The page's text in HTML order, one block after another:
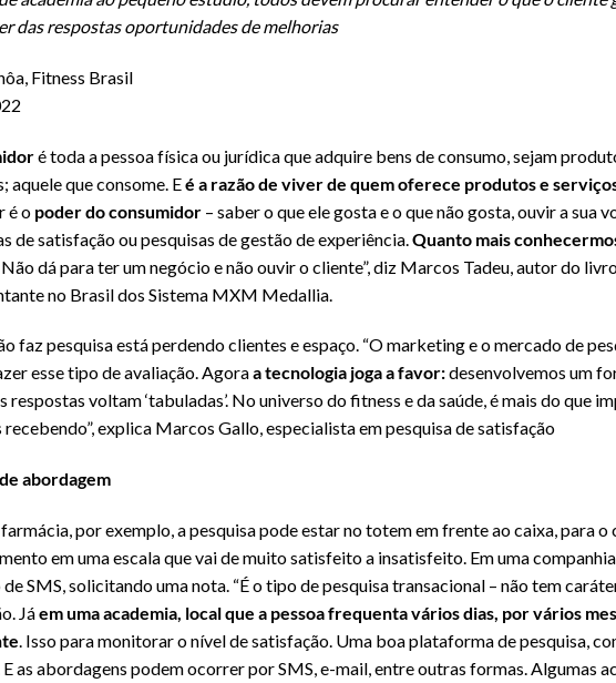
das respostas oportunidades de melhorias
Fitness Brasil
é toda a pessoa física ou jurídica que adquire bens de consumo, sejam
aquele que consome. Eé a razão de viver de quem oferece produtos e
é o poder do consumidor – saber o que ele gosta e o que não gosta, ouvir a sua
de satisfação ou pesquisas de gestão de experiência. Quanto mais
Não dá para ter um negócio e não ouvir o cliente”, diz Marcos Tadeu, autor do
no Brasil dos Sistema MXM Medallia.
faz pesquisa está perdendo clientes e espaço. “O marketing e o mercado de
esse tipo de avaliação. Agoraa tecnologia joga a favor:desenvolvemos um
respostas voltam ‘tabuladas’. No universo do fitness e da saúde, é mais do que
recebendo”, explica Marcos Gallo, especialista em pesquisa de satisfação
abordagem
farmácia, por exemplo, a pesquisa pode estar no totem em frente ao caixa, para
em uma escala que vai de muito satisfeito a insatisfeito. Em uma
SMS, solicitando uma nota. “É o tipo de pesquisa transacional – não tem
Jáem uma academia, local que a pessoa frequenta vários dias, por vários
. Isso para monitorar o nível de satisfação. Uma boa plataforma de pesquisa,
as abordagens podem ocorrer por SMS, e-mail, entre outras formas. Algumas